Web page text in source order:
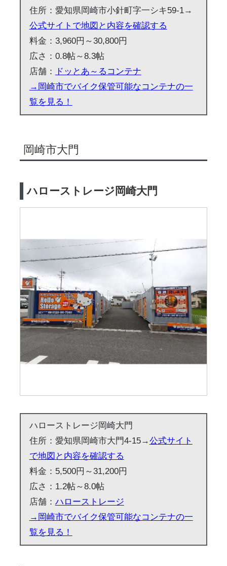
住所：愛知県岡崎市小針町字一シキ59-1→
公式サイトで地図と内容を確認する
料金：3,960円～30,800円
広さ：0.8帖～8.3帖
店舗：
ドッとあ～るコンテナ
→岡崎市でバイク保管可能なコンテナの一
覧を見る！
岡崎市大門
ハローストレージ岡崎大門
ハローストレージ岡崎大門
住所：愛知県岡崎市大門4-15→公式サイト
で地図と内容を確認する
料金：5,500円～31,200円
広さ：1.2帖～8.0帖
店舗： ハローストレージ
→岡崎市でバイク保管可能なコンテナの一
覧を見る！